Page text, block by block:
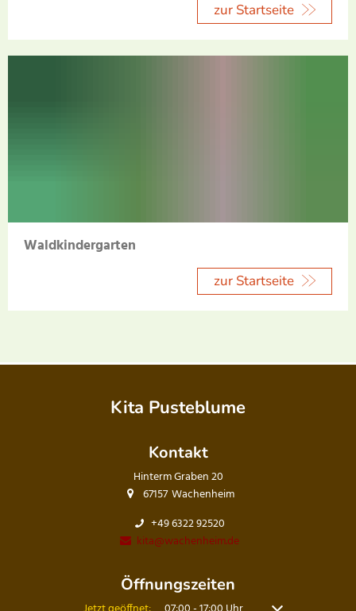
zur Startseite
Waldkindergarten
zur Startseite
Kita Pusteblume
Kontakt
Hinterm Graben 20
67157 Wachenheim
+49 6322 92520
kita@wachenheim.de
Öffnungszeiten